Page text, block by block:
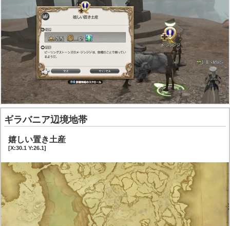
ギラバニア辺境地帯
嬉しい置き土産
[X:30.1 Y:26.1]